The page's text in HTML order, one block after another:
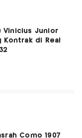
Vinicius Junior
Kontrak di Real
Como 1907